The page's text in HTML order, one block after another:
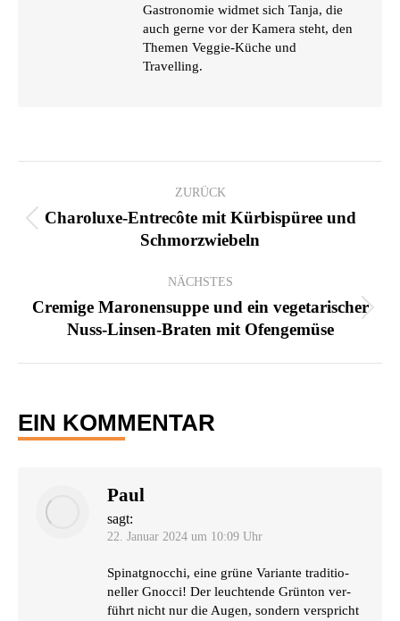
Gastronomie widmet sich Tanja, die
auch gerne vor der Kamera steht, den
Themen Veggie-Küche und
Travelling.
ZURÜCK
Vorheriger
Beitrag:
Charoluxe-Entrecôte mit Kürbispüree und
Schmorzwiebeln
NÄCHSTES
Nächster
Beitrag:
Cremige Maronensuppe und ein vegetarischer
Nuss-Linsen-Braten mit Ofengemüse
EIN KOMMENTAR
Paul
sagt:
22. Januar 2024 um 10:09 Uhr
Spi­nat­gnoc­chi, eine grü­ne Vari­an­te tra­di­tio­
nel­ler Gnoc­ci! Der leuch­ten­de Grün­ton ver­
führt nicht nur die Augen, son­dern ver­spricht